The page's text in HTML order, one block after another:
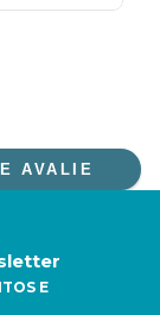
AVALIE
E